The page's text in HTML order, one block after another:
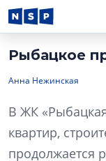
Рыбацкое
Анна Нежинская
В ЖК
квартир,
продолжается